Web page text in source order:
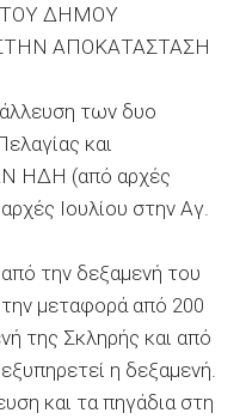
ΤΟΥ ΔΗΜΟΥ
ΑΠΟΚΑΤΑΣΤΑΣΗ
των δυο
και
ΗΔΗ (από αρχές
Ιουλίου στην Αγ.
την δεξαμενή του
μεταφορά από 200
της Σκληρής και από
η δεξαμενή.
και τα πηγάδια στη